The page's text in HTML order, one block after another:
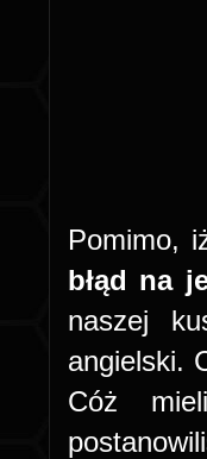
Pomimo,
błąd na
naszej
angielski.
Cóż